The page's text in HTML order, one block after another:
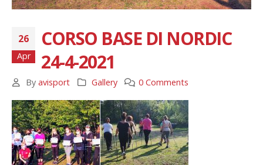
26
Apr
CORSO BASE DI NORDIC
24-4-2021
By avisport Gallery 0 Comments